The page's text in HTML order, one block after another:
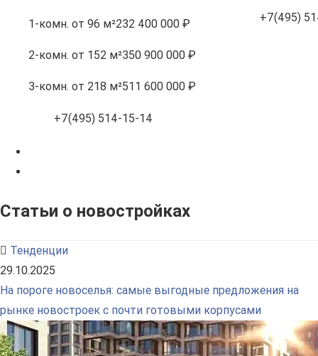
1-комн. от 96 м²232 400 000 ₽
2-комн. от 152 м²350 900 000 ₽
3-комн. от 218 м²511 600 000 ₽
+7(495) 514-15-14
+7(495)
Статьи о новостройках
Тенденции
29.10.2025
На пороге новоселья: самые выгодные предложения на
рынке новостроек с почти готовыми корпусами